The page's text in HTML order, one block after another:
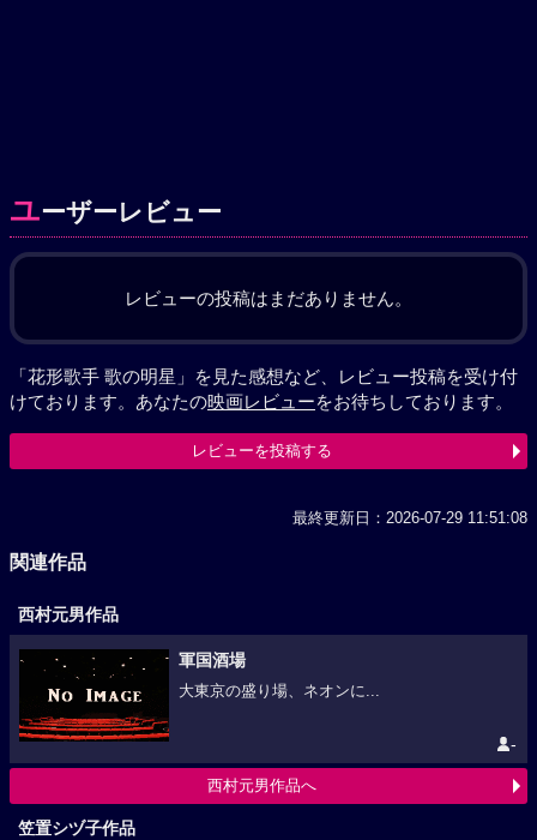
ユーザーレビュー
レビューの投稿はまだありません。
「花形歌手 歌の明星」を見た感想など、レビュー投稿を受け付
けております。あなたの映画レビューをお待ちしております。
レビューを投稿する
最終更新日：2026-07-29 11:51:08
関連作品
西村元男作品
軍国酒場
大東京の盛り場、ネオンに...
-
西村元男作品へ
笠置シヅ子作品